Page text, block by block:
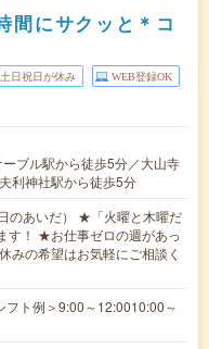
間にサクッと＊コ
土日祝日が休み WEB登録OK
ブル駅から徒歩5分／大山寺
利神社駅から徒歩5分
のあいだ） ★「火曜と木曜だ
す！ ★お仕事ゼロの週があっ
みの希望はお気軽にご相談く
フト例＞9:00～12:0010:00～